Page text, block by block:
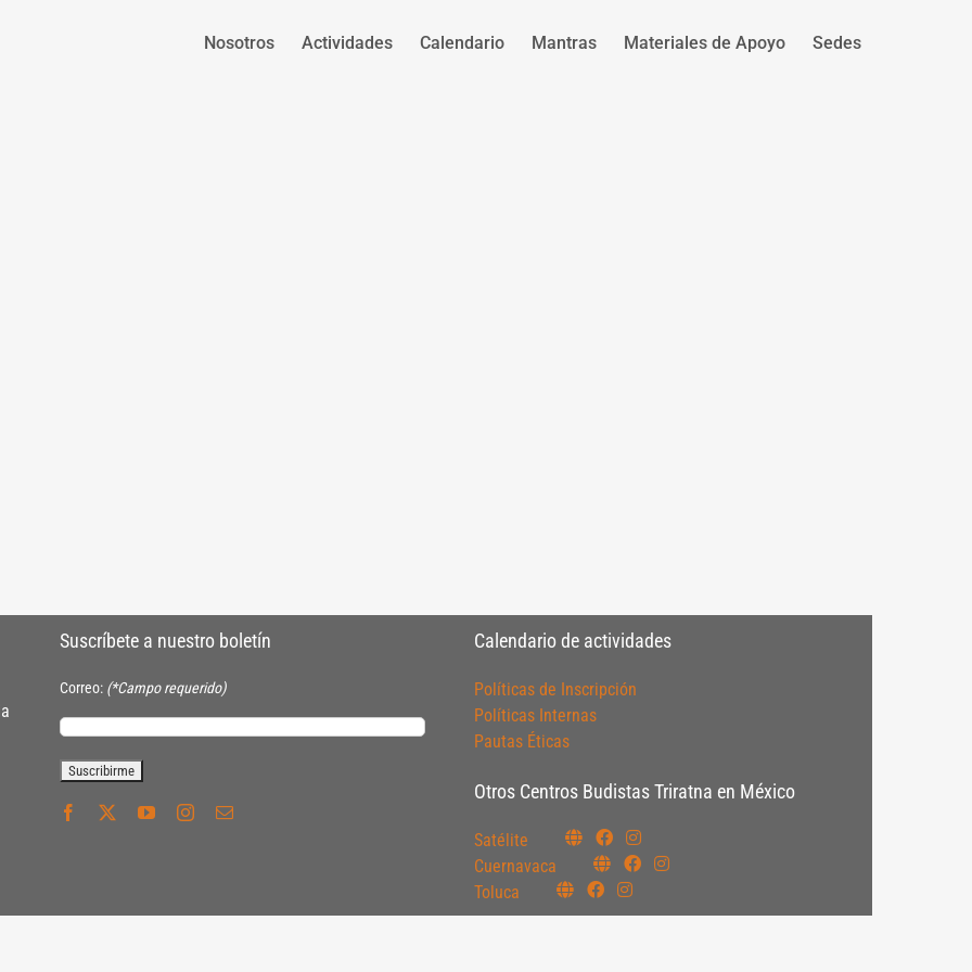
Nosotros Actividades Calendario Mantras Materiales de Apoyo Sedes
Suscríbete a nuestro boletín
Correo: (*Campo requerido)
Calendario de actividades
Políticas de Inscripción
Políticas Internas
Pautas Éticas
Otros Centros Budistas Triratna en México
Satélite
Cuernavaca
Toluca